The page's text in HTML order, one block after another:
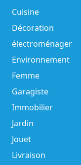
Cuisine
Décoration
électroménager
Environnement
Femme
Garagiste
Immobilier
Jardin
Jouet
Livraison